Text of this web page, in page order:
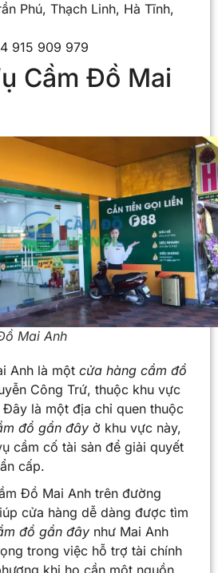
Phú, Thạch Linh, Hà Tĩnh,
915 909 979
Cầm Đồ Mai
Mai Anh
Anh là một cửa hàng cầm đồ
Công Trứ, thuộc khu vực
Đây là một địa chỉ quen thuộc
đồ gần đây ở khu vực này,
cầm cố tài sản để giải quyết
cấp.
Đồ Mai Anh trên đường
cửa hàng dễ dàng được tìm
đồ gần đây như Mai Anh
trong việc hỗ trợ tài chính